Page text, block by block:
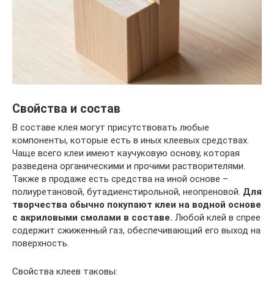
Свойства и состав
В составе клея могут присутствовать любые
компоненты, которые есть в иных клеевых средствах.
Чаще всего клеи имеют каучуковую основу, которая
разведена органическими и прочими растворителями.
Также в продаже есть средства на иной основе –
полиуретановой, бутадиенстирольной, неопреновой. Для
творчества обычно покупают клеи на водной основе
с акриловыми смолами в составе. Любой клей в спрее
содержит сжиженный газ, обеспечивающий его выход на
поверхность.
Свойства клеев таковы: